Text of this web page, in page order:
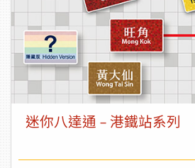
迷你八達通 – 港鐵站系列